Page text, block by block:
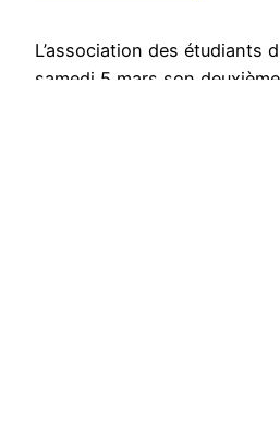
L’association des étudiants
samedi 5 mars son